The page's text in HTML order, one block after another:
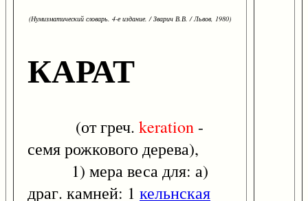
(Нумизматический словарь. 4-е издание. / Зварич В.В. / Львов, 1980)
КАРАТ
(от греч. keration -
семя рожкового дерева),
1) мера веса для: а)
драг. камней: 1 кельнская